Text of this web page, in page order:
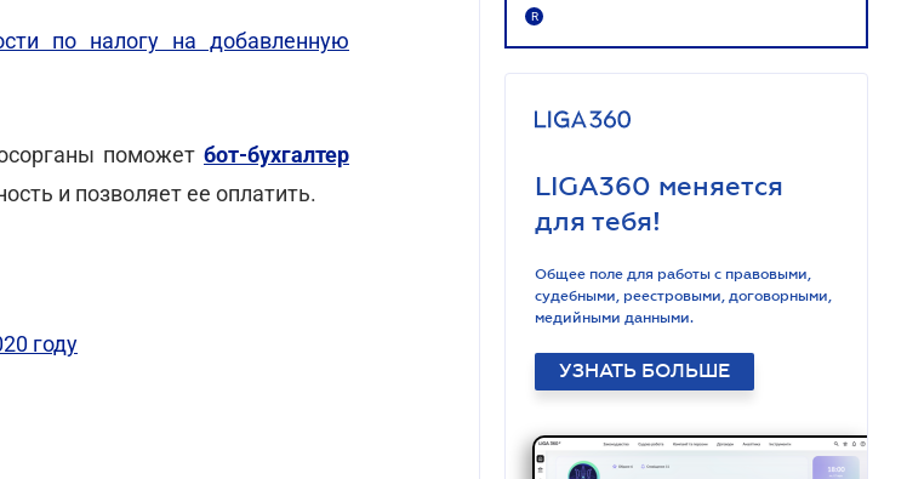
по налогу на добавленную
поможет бот-бухгалтер
и позволяет ее оплатить.
году
R
LIGA360 меняется
для тебя!
Общее поле для работы с правовыми,
судебными, реестровыми, договорными,
медийными данными.
УЗНАТЬ БОЛЬШЕ